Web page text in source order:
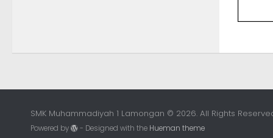
SMK Muhammadiyah 1 Lamongan © 2026. All Rights
Powered by - Designed with the Hueman theme